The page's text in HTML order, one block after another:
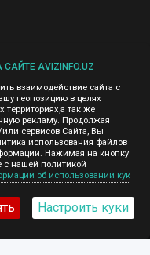
Мы не
зарегистрированных
Мы не отвечаем за
которые ссылается
сайта представлена
Чтобы узнать
Googleнажмите тут
AVIZINFO.UZ
взаимодействие сайта с
геопозицию в целях
территориях,а так же
рекламу. Продолжая
сервисов Сайта, Вы
использования файлов
Нажимая на кнопку
с нашей политикой
об использовании кук
Настроить куки